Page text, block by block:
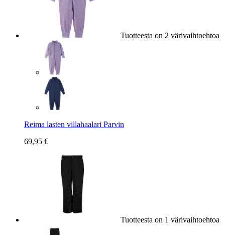
Tuotteesta on 2 värivaihtoehtoa
Reima lasten villahaalari Parvin
69,95 €
Tuotteesta on 1 värivaihtoehtoa